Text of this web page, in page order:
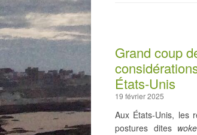
Grand coup
États-Unis
19 février 2025
Aux États-Unis, les
postures dites woke